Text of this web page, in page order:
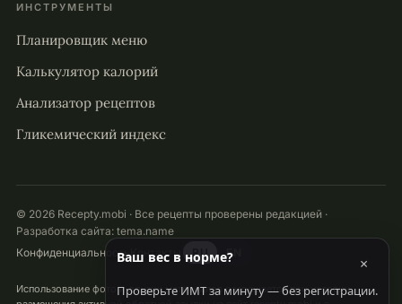
ИНСТРУМЕНТЫ
Планировщик меню
Калькулятор калорий
Анализатор рецептов
Гликемический индекс
© 2026 Recepty.mobi · Все рецепты проверены редакцией ·
Разработка сайта: tema.name
КонфиденциальностьКонтакты RU EN
Использование фото и других материалов разрешается при условии
Ваш вес в норме? ×
Проверьте ИМТ за минуту — без регистрации.